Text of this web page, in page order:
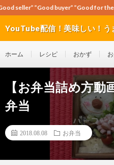
”Good for the world” ともに
YouTube配信！美味しい！う
ホーム レシピ おかず
【お弁当詰め方
弁当
2018.08.08 お弁当